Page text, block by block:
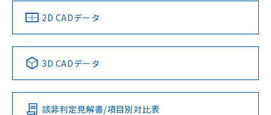
船舶規格）
No No No No
この製品の規格認証/適合状況ページへ
その他の認証はこちらのページからご検索ください
2D CADデータ
3D CADデータ
該非判定見解書/項目別対比表